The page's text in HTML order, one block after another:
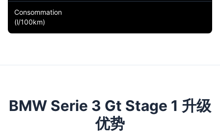
Consommation
(l/100km)
BMW Serie 3 Gt Stage 1 升级
优势